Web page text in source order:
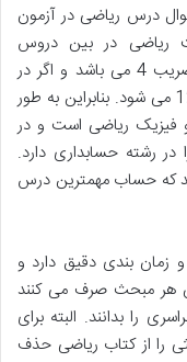
حسابی و پایه تقریبا نیمی از 55 سوال درس ریاضی در آزمون
ریاضی در بین دروس
اختصاصی امتحانی ریاضی و فیزیک دارای ضریب 4 می باشد و اگر در
ضریب دروس اختصاصی 3 ضرب شود عدد 12 می شود. بنابراین به طور
فیزیک ریاضی است و در
رشته حسابداری دارد.
که حساب مهمترین درس
زمان بندی دقیق دارد و
هر مبحث صرف می کنند
را بدانند. البته برای
را از کتاب ریاضی حذف